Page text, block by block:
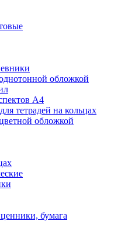
обложкой
А4
тетрадей на кольцах
обложкой
бумага